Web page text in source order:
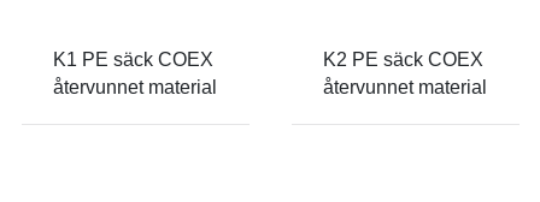
K1 PE säck COEX
återvunnet material
K2 PE säck COEX
återvunnet material